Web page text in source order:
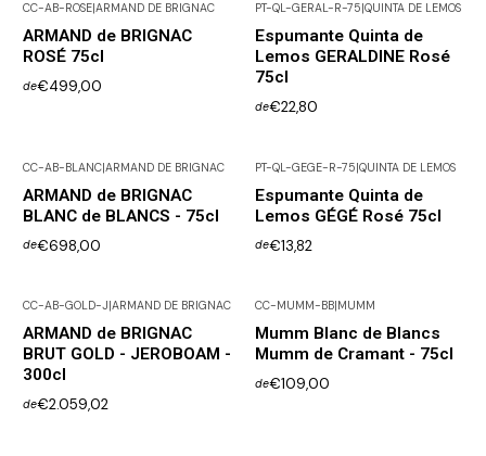
CC-AB-ROSE ARMAND DE BRIGNAC
ARMAND de BRIGNAC
ROSÉ 75cl
de€499,00
PT-QL-GERAL-R-75 QUINTA DE LEMOS
Espumante Quinta de
Lemos GERALDINE Rosé
75cl
de€22,80
CC-AB-BLANC|ARMAND DE BRIGNAC
ARMAND de BRIGNAC
BLANC de BLANCS - 75cl
de€698,00
PT-QL-GEGE-R-75|QUINTA DE LEMOS
Espumante Quinta de
Lemos GÉGÉ Rosé 75cl
de€13,82
CC-AB-GOLD-J ARMAND DE BRIGNAC
ARMAND de BRIGNAC
BRUT GOLD - JEROBOAM -
300cl
de€2.059,02
CC-MUMM-BB| MUMM
Mumm Blanc de Blancs
Mumm de Cramant - 75cl
de€109,00